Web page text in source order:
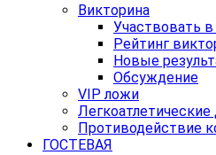
Викторина
Участвовать
Рейтинг
Новые
Обсуждение
VIP ложи
Противодействие
ГОСТЕВАЯ